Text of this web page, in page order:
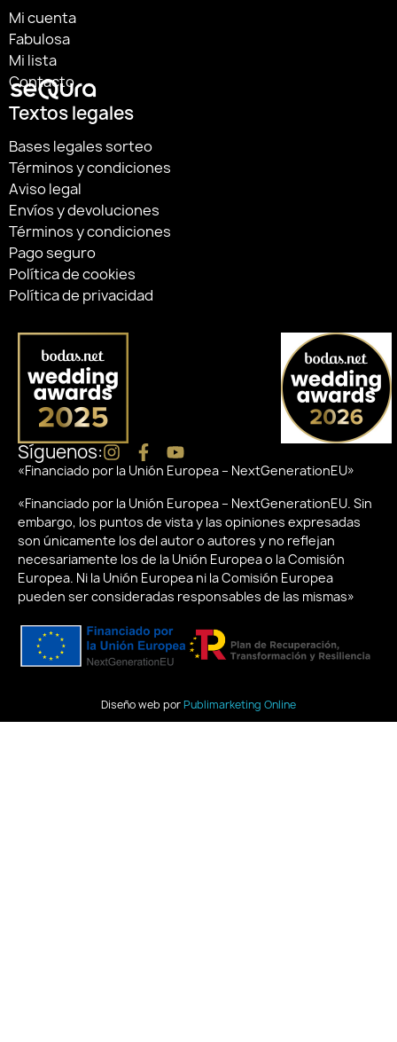
Mi cuenta
Fabulosa
Mi lista
Contacto
Textos legales
Bases legales sorteo
Términos y condiciones
Aviso legal
Envíos y devoluciones
Términos y condiciones
Pago seguro
Política de cookies
Política de privacidad
Síguenos:
«Financiado por la Unión Europea – NextGenerationEU»
«Financiado por la Unión Europea – NextGenerationEU. Sin
embargo, los puntos de vista y las opiniones expresadas
son únicamente los del autor o autores y no reflejan
necesariamente los de la Unión Europea o la Comisión
Europea. Ni la Unión Europea ni la Comisión Europea
pueden ser consideradas responsables de las mismas»
Diseño web porPublimarketing Online